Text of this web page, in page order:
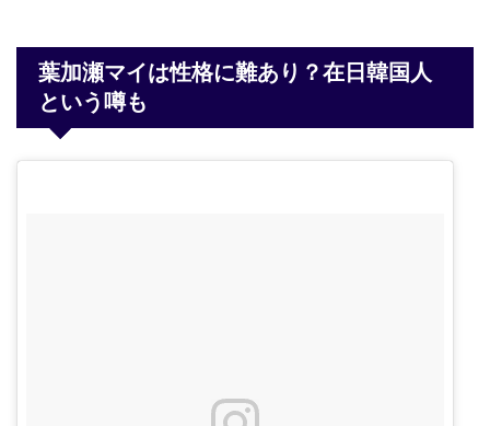
葉加瀬マイは性格に難あり？在日韓国人
という噂も